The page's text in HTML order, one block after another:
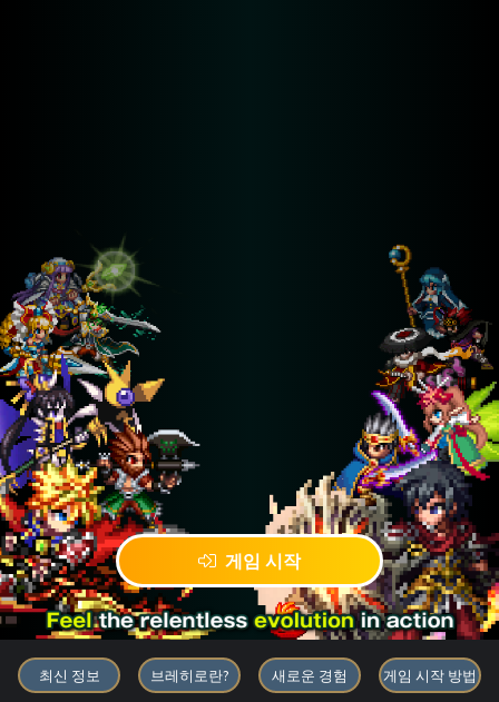
게임 시작
블록체인 게임 「BRAVE
최신 정보 브레히로란? 새로운 경험 게임 시작 방법